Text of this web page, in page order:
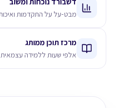
מבט-על על התקדמות
מרכז תוכן ממותג
אלפי שעות ללמידה עצמאית